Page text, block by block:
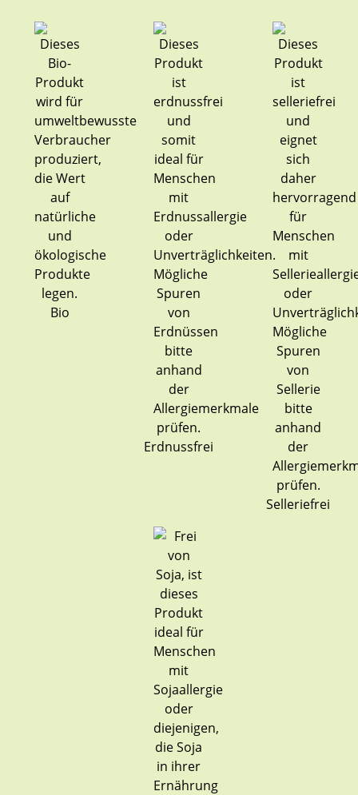
Bio
Erdnussfrei
Selleriefrei